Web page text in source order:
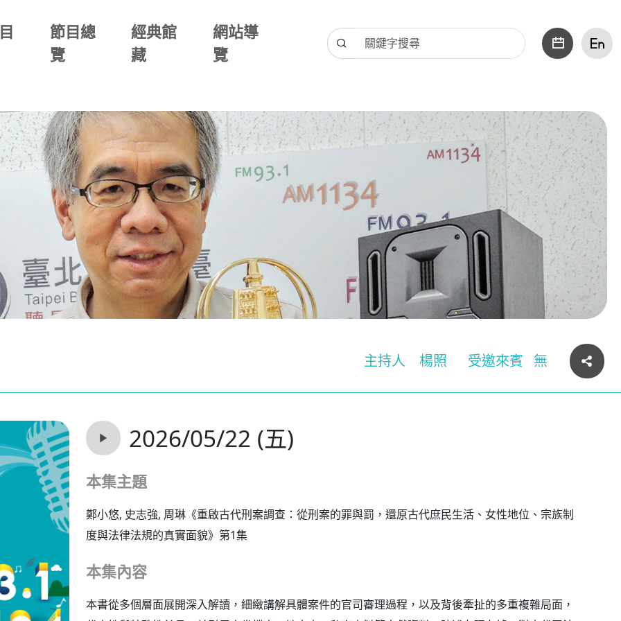
節目總
覽
經典館
藏
網站導
覽
主持人 楊照 受邀來賓 無
2026/05/22 (五)
本集主題
鄭小悠, 史志強, 周琳《重啟古代刑案調查：從刑案的罪與罰，還原古代庶民生活、女性地位、宗族制
度與法律法規的真實面貌》第1集
本集內容
本書從多個層面展開深入解讀，細緻講解具體案件的官司審理過程，以及背後牽扯的多重複雜局面，